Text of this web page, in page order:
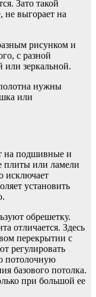
Зато такой
не выгорает на
рисунком и
с разной
или зеркальной.
нужны
или
на подшивные и
плиты или ламели
исключает
установить
обрешетку.
отличается. Здесь
перекрытии с
регулировать
потолочную
базового потолка.
при большой ее